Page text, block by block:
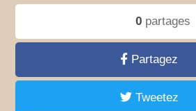
0partages
Partagez
Tweetez